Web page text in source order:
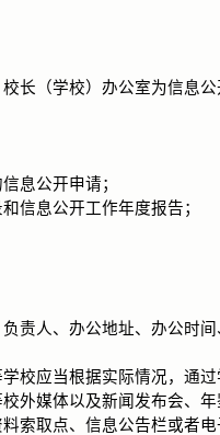
（学校）办公室为信息公
息公开申请；
息公开工作年度报告；
人、办公地址、办公时间
应当根据实际情况，通过
外媒体以及新闻发布会、
索取点、信息公告栏或者电